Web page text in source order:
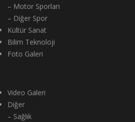
– Motor Sporları
– Diğer Spor
Kültür Sanat
Bilim Teknoloji
Foto Galeri
Video Galeri
Diğer
– Sağlık